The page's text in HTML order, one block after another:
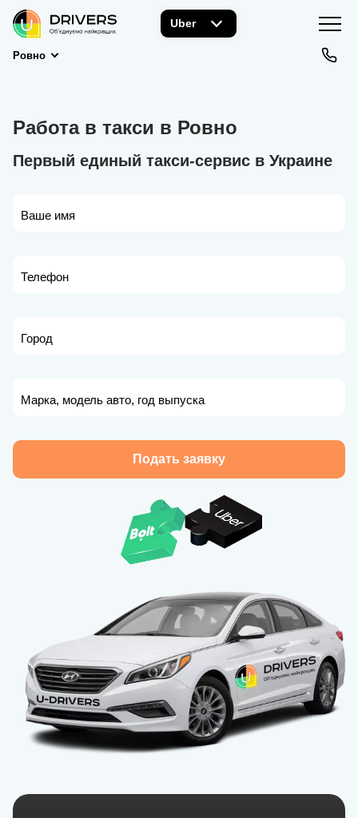
Uber
Ровно
Работа в такси в Ровно
Первый единый такси-сервис в Украине
Ваше имя
Телефон
Город
Марка, модель авто, год выпуска
Подать заявку